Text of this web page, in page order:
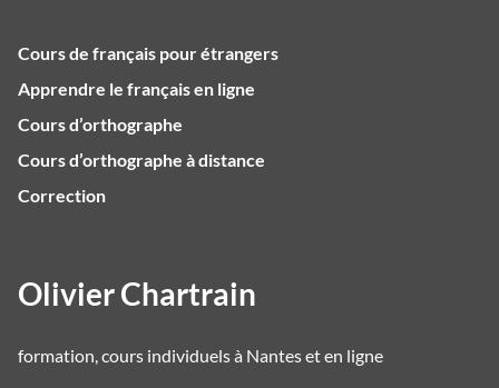
Cours de français pour étrangers
Apprendre le français en ligne
Cours d’orthographe
Cours d’orthographe à distance
Correction
Olivier Chartrain
formation, cours individuels à Nantes et en ligne